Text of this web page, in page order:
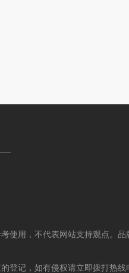
使用，不代表网站支持观点。
登记，如有侵权请立即拨打热线